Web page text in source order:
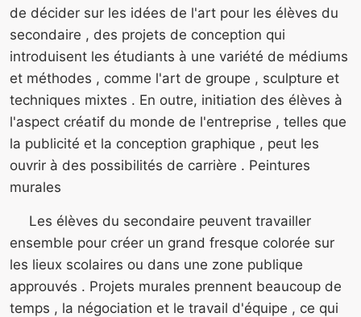
de décider sur les idées de l'art pour les élèves du
secondaire , des projets de conception qui
introduisent les étudiants à une variété de médiums
et méthodes , comme l'art de groupe , sculpture et
techniques mixtes . En outre, initiation des élèves à
l'aspect créatif du monde de l'entreprise , telles que
la publicité et la conception graphique , peut les
ouvrir à des possibilités de carrière . Peintures
murales
Les élèves du secondaire peuvent travailler
ensemble pour créer un grand fresque colorée sur
les lieux scolaires ou dans une zone publique
approuvés . Projets murales prennent beaucoup de
temps , la négociation et le travail d'équipe , ce qui